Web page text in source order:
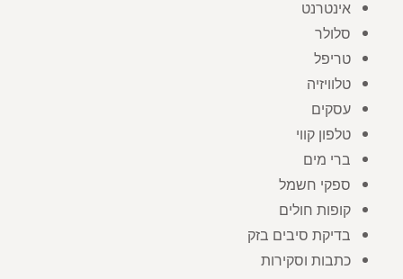
אינטרנט
סלולר
טריפל
טלוויזיה
עסקים
טלפון קווי
ברי מים
ספקי חשמל
קופות חולים
בדיקת סיבים בזק
כתבות וסקירות